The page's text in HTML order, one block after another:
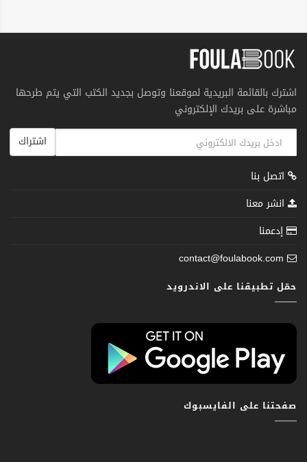
اشترك بالقائمة البريدية لموقعنا وتوصل بجديد الكتب التي يتم طرحها
مباشرة على بريدك الإلكتروني
اشتراك
اتصل بنا
انشر معنا
إدعمنا
contact@foulabook.com
حمّل تطبيقنا على الاندرويد
صفحتنا على الفايسبوك